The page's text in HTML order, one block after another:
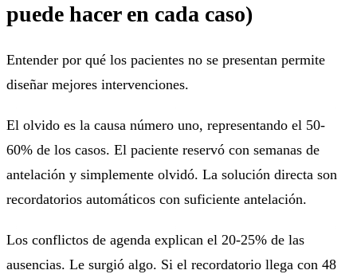
puede hacer en cada caso)
Entender por qué los pacientes no se presentan permite
diseñar mejores intervenciones.
El olvido es la causa número uno, representando el 50-
60% de los casos. El paciente reservó con semanas de
antelación y simplemente olvidó. La solución directa son
recordatorios automáticos con suficiente antelación.
Los conflictos de agenda explican el 20-25% de las
ausencias. Le surgió algo. Si el recordatorio llega con 48